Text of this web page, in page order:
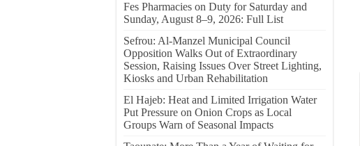
Fes Pharmacies on Duty for Saturday and
Sunday, August 8–9, 2026: Full List
Sefrou: Al-Manzel Municipal Council
Opposition Walks Out of Extraordinary
Session, Raising Issues Over Street Lighting,
Kiosks and Urban Rehabilitation
El Hajeb: Heat and Limited Irrigation Water
Put Pressure on Onion Crops as Local
Groups Warn of Seasonal Impacts